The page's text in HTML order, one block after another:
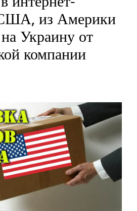
из Америки
Украину от
компании